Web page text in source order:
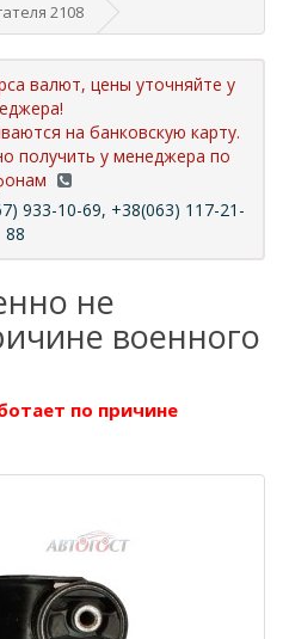
2108
валют, цены уточняйте у
на банковскую карту.
получить у менеджера по
933-10-69, +38(063) 117-21-
88
не
военного
по причине